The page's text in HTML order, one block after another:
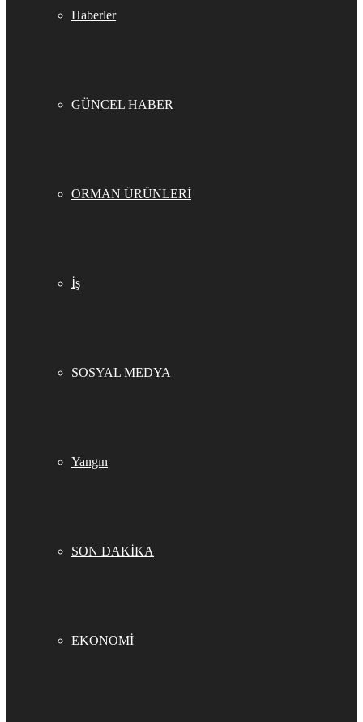
Haberler
GÜNCEL HABER
ORMAN ÜRÜNLERİ
İş
SOSYAL MEDYA
Yangın
SON DAKİKA
EKONOMİ